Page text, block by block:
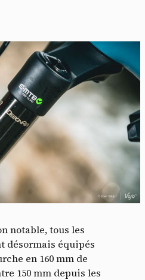
notable, tous les
désormais équipés
en 160 mm de
150 mm depuis les